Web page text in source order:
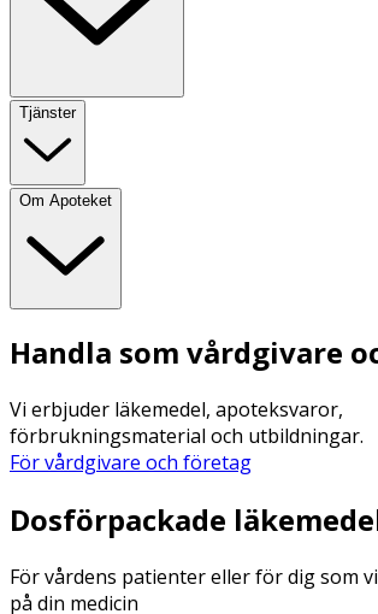
Tjänster
Om Apoteket
Handla som vårdgivare
Vi erbjuder läkemedel, apoteksvaror,
förbrukningsmaterial och utbildningar.
För vårdgivare och företag
Dosförpackade
För vårdens patienter eller för dig som
på din medicin